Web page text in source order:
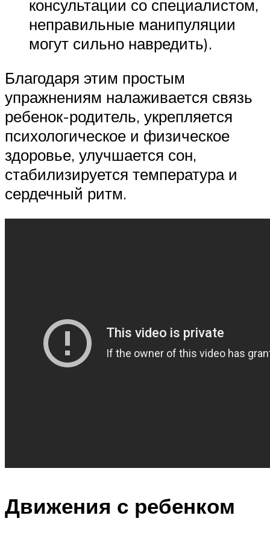
консультации со специалистом,
неправильные манипуляции
могут сильно навредить).
Благодаря этим простым
упражнениям налаживается связь
ребенок-родитель, укрепляется
психологическое и физическое
здоровье, улучшается сон,
стабилизируется температура и
сердечный ритм.
Движения с ребенком